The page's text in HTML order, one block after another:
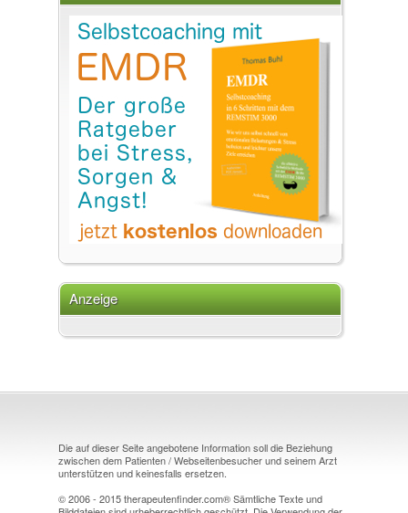
Anzeige
Die auf dieser Seite angebotene Information soll die Beziehung
zwischen dem Patienten / Webseitenbesucher und seinem Arzt
unterstützen und keinesfalls ersetzen.
© 2006 - 2015 therapeutenfinder.com® Sämtliche Texte und